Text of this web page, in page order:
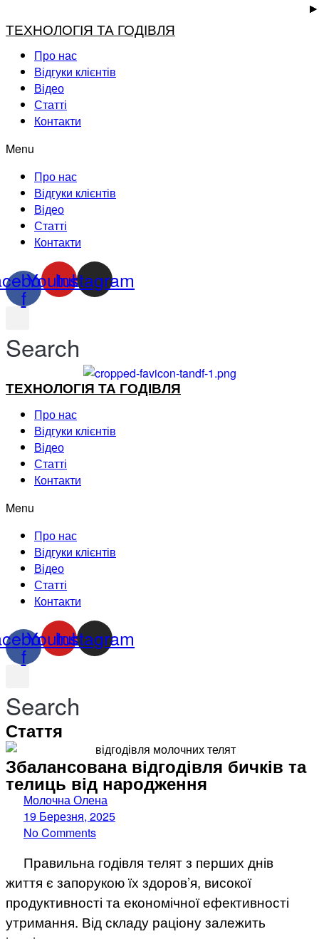
ТЕХНОЛОГІЯ ТА ГОДІВЛЯ
Про нас
Відгуки клієнтів
Відео
Статті
Контакти
Menu
Про нас
Відгуки клієнтів
Відео
Статті
Контакти
f
Youtube
Instagram
Search
ТЕХНОЛОГІЯ ТА ГОДІВЛЯ
Про нас
Відгуки клієнтів
Відео
Статті
Контакти
Menu
Про нас
Відгуки клієнтів
Відео
Статті
Контакти
f
Youtube
Instagram
Search
Стаття
Збалансована відгодівля бичків та
телиць від народження
Молочна Олена
19 Березня, 2025
No Comments
Правильна годівля телят з перших днів
життя є запорукою їх здоров’я, високої
продуктивності та економічної ефективності
утримання. Від складу раціону залежить